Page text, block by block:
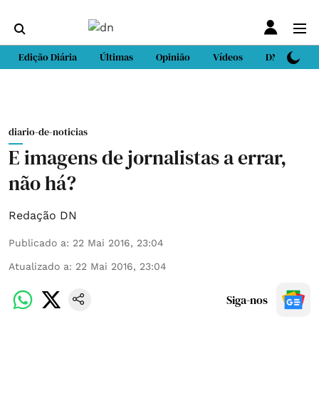
Edição Diária Últimas Opinião Vídeos DN Sport
diario-de-noticias
E imagens de jornalistas a errar,
não há?
Redação DN
Publicado a: 22 Mai 2016, 23:04
Atualizado a: 22 Mai 2016, 23:04
Siga-nos